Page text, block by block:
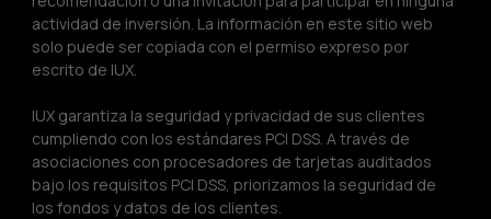
actividad de inversión. La información en este sitio web
solo puede ser copiada con el permiso expreso por
escrito de IUX.
IUX garantiza la seguridad y privacidad de sus clientes
cumpliendo con los estándares PCI DSS. A través de
asociaciones con procesadores de tarjetas auditados
bajo los requisitos PCI DSS, priorizamos la seguridad de
los fondos y datos de los clientes.